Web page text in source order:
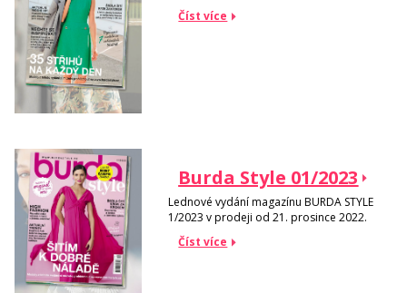
Číst více
Burda Style 01/2023
Lednové vydání magazínu BURDA STYLE
1/2023 v prodeji od 21. prosince 2022.
Číst více